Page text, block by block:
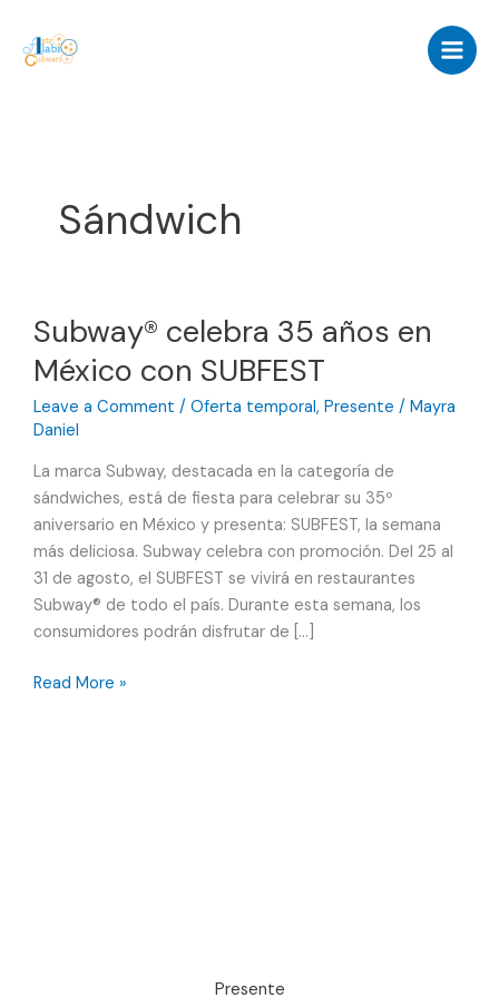
content
Sándwich
Subway® celebra 35 años en
México con SUBFEST
Leave a Comment / Oferta temporal, Presente / Mayra
Daniel
La marca Subway, destacada en la categoría de
sándwiches, está de fiesta para celebrar su 35º
aniversario en México y presenta: SUBFEST, la semana
más deliciosa. Subway celebra con promoción. Del 25 al
31 de agosto, el SUBFEST se vivirá en restaurantes
Subway® de todo el país. Durante esta semana, los
consumidores podrán disfrutar de […]
Subway®
Read More »
Presente